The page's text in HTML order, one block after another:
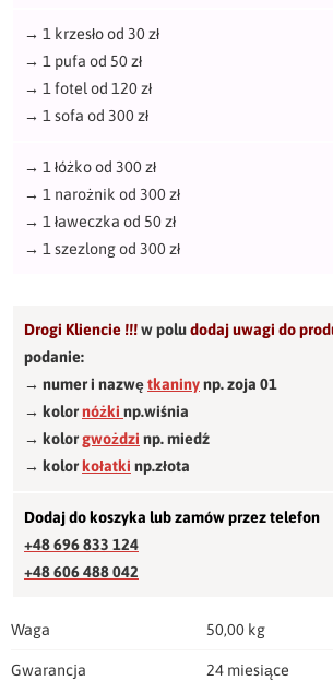
→ 1 krzesło od 30 zł
→ 1 pufa od 50 zł
→ 1 fotel od 120 zł
→ 1 sofa od 300 zł
→ 1 łóżko od 300 zł
→ 1 narożnik od 300 zł
→ 1 ławeczka od 50 zł
→ 1 szezlong od 300 zł
Drogi Kliencie !!!w poludodaj uwagi do
podanie:
→ numer i nazwętkaninynp. zoja 01
→ kolornóżki np.wiśnia
→ kolorgwożdzi np. miedź
→ kolorkołatki np.złota
Dodaj do koszyka lub zamów przez telefon
+48 696 833 124
+48 606 488 042
Waga 50,00 kg
Gwarancja 24 miesiące